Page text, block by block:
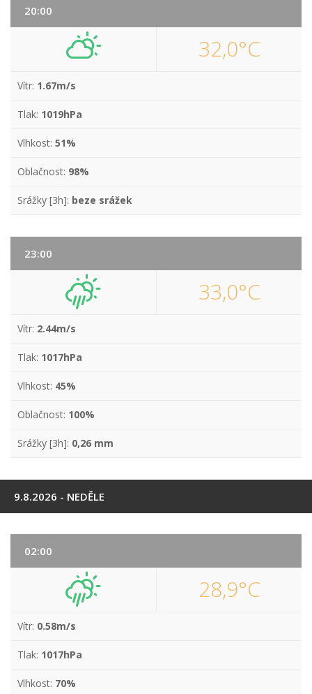
20:00
32,0°C
Vítr: 1.67m/s
Tlak: 1019hPa
Vlhkost: 51%
Oblačnost: 98%
Srážky [3h]: beze srážek
23:00
33,0°C
Vítr: 2.44m/s
Tlak: 1017hPa
Vlhkost: 45%
Oblačnost: 100%
Srážky [3h]: 0,26 mm
9.8.2026 - NEDĚLE
02:00
28,9°C
Vítr: 0.58m/s
Tlak: 1017hPa
Vlhkost: 70%